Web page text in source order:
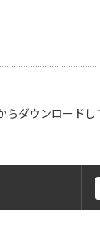
ダウンロードし